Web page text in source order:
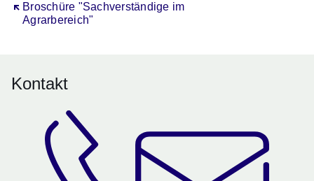
Broschüre "Sachverständige im
Agrarbereich"
Öffnet sich in einem neuen Fenster
Kontakt